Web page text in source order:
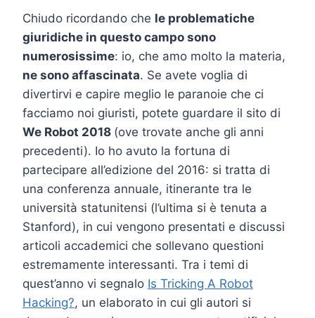
Chiudo ricordando che le problematiche
giuridiche in questo campo sono
numerosissime: io, che amo molto la materia,
ne sono affascinata. Se avete voglia di
divertirvi e capire meglio le paranoie che ci
facciamo noi giuristi, potete guardare il sito di
We Robot 2018 (ove trovate anche gli anni
precedenti). Io ho avuto la fortuna di
partecipare all’edizione del 2016: si tratta di
una conferenza annuale, itinerante tra le
università statunitensi (l’ultima si è tenuta a
Stanford), in cui vengono presentati e discussi
articoli accademici che sollevano questioni
estremamente interessanti. Tra i temi di
quest’anno vi segnalo Is Tricking A Robot
Hacking?, un elaborato in cui gli autori si